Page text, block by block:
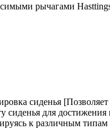
рычагами
сиденья
сиденья для достижения
к различным типам